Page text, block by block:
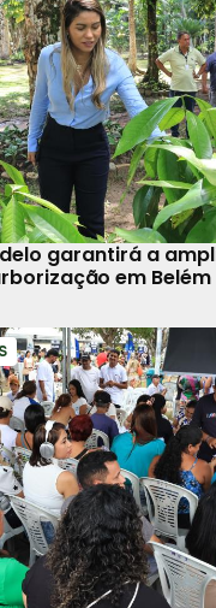
garantirá a
em Belém